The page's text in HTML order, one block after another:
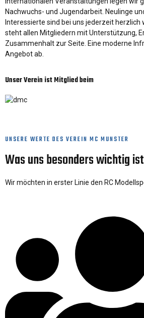
Nachwuchs- und Jugendarbeit. Neulinge
Interessierte sind bei uns jederzeit herzlich
steht allen Mitgliedern mit Unterstützung,
Zusammenhalt zur Seite. Eine moderne
Angebot ab.
Unser Verein ist Mitglied beim
UNSERE WERTE DES VEREIN MC MUNSTER
Was uns besonders wichtig ist
Wir möchten in erster Linie den RC